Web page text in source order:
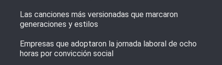
Las canciones más versionadas que marcaron
generaciones y estilos
Empresas que adoptaron la jornada laboral de ocho
horas por convicción social